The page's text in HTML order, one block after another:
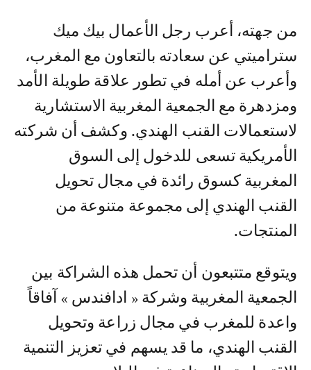
من جهته، أعرب رجل الأعمال بيك ميك
ستراميتي عن سعادته بالتعاون مع المغرب،
وأعرب عن أمله في تطور علاقة طويلة الأمد
ومزدهرة مع الجمعية المغربية الاستشارية
لاستعمالات القنب الهندي. وكشف أن شركته
الأمريكية تسعى للدخول إلى السوق
المغربية كسوق رائدة في مجال تحويل
القنب الهندي إلى مجموعة متنوعة من
المنتجات.
ويتوقع متتبعون أن تحمل هذه الشراكة بين
الجمعية المغربية وشركة « ادافندس » آفاقاً
واعدة للمغرب في مجال زراعة وتحويل
القنب الهندي، ما قد يسهم في تعزيز التنمية